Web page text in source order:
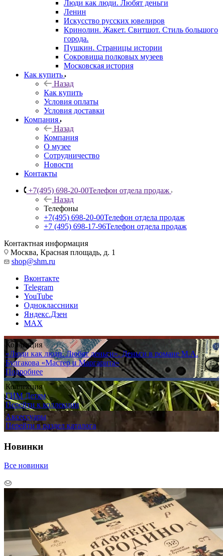
Люди как люди. Любят деньги
Ленин
Искусство русских ювелиров
Кринолин. Жакет. Свитшот. Стиль большого
города.
Пушкин. Страницы истории
Сокровища полковых музеев
Московская история
Как купить
Назад
Как купить
Условия оплаты
Условия доставки
Компания
Назад
Компания
О музее
Сотрудничество
Новости
Контакты
+7(495) 698-20-00Телефон отдела продаж
Назад
Телефоны
+7(495) 698-20-00Телефон отдела продаж
+7 (495) 698-17-96Телефон отдела продаж
Контактная информация
Москва, Красная площадь, д. 1
shop@shm.ru
Вконтакте
Telegram
YouTube
Одноклассники
Яндекс.Дзен
MAX
Коллекция
«Люди как люди. Любят деньги». Деньги в романе М.А.
Булгакова «Мастер и Маргарита»
Подробнее
Коллекция
ГИМ Детям
Перейти к коллекции
Аксессуары
Перейти в раздел каталога
Новинки
Все новинки